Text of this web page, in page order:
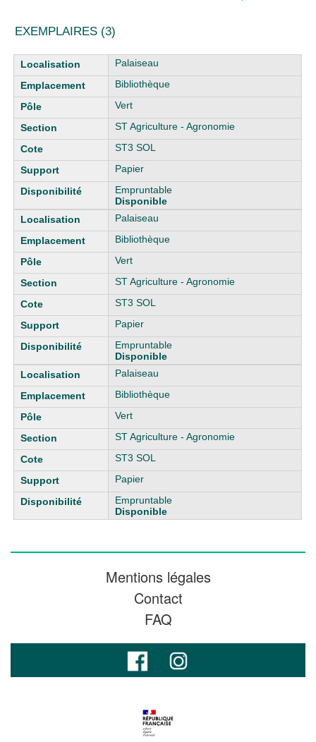
EXEMPLAIRES (3)
Liste des exemplaires
Palaiseau
Bibliothèque
Vert
ST Agriculture - Agronomie
ST3 SOL
Papier
Empruntable
Disponible
Palaiseau
Bibliothèque
Vert
ST Agriculture - Agronomie
ST3 SOL
Papier
Empruntable
Disponible
Palaiseau
Bibliothèque
Vert
ST Agriculture - Agronomie
ST3 SOL
Papier
Empruntable
Disponible
Mentions légales
Contact
FAQ